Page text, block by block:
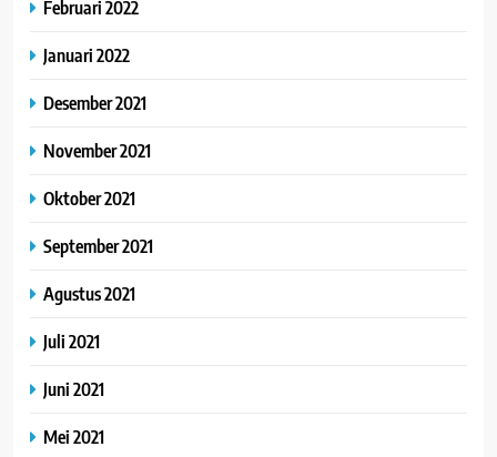
Februari 2022
Januari 2022
Desember 2021
November 2021
Oktober 2021
September 2021
Agustus 2021
Juli 2021
Juni 2021
Mei 2021